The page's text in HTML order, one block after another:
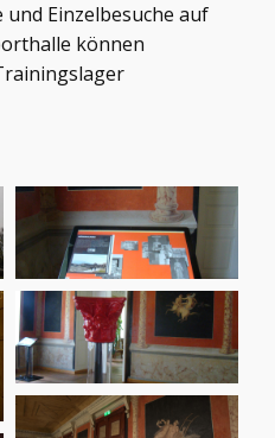
Einzelbesuche auf
können